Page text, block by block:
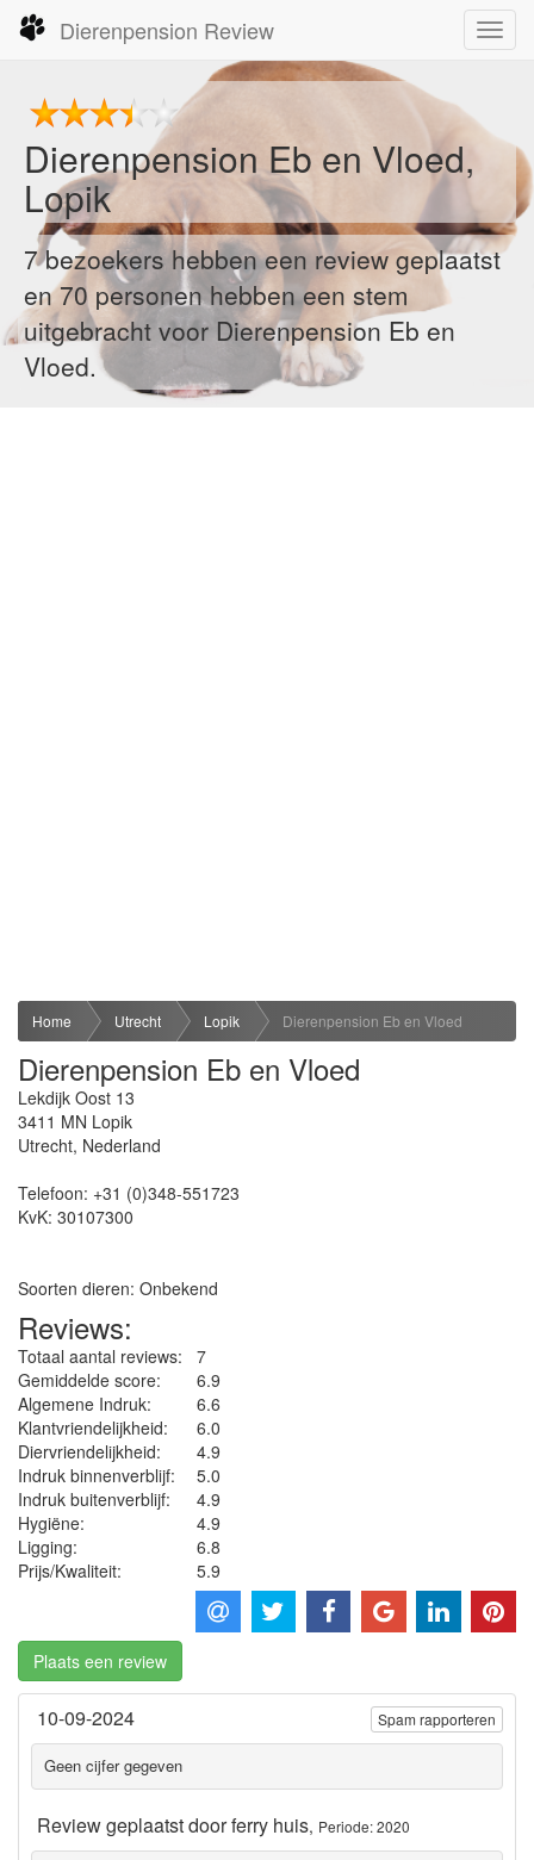
Dierenpension Review
Dierenpension Eb en Vloed,
Lopik
7 bezoekers hebben een review geplaatst
en 70 personen hebben een stem
uitgebracht voor Dierenpension Eb en
Vloed.
Home Utrecht Lopik Dierenpension Eb en Vloed
Dierenpension Eb en Vloed
Lekdijk Oost 13
3411 MN Lopik
Utrecht, Nederland
Telefoon: +31 (0)348-551723
KvK: 30107300
Soorten dieren: Onbekend
Reviews:
Totaal aantal reviews:
7
Gemiddelde score:
6.9
Algemene Indruk:
6.6
Klantvriendelijkheid:
6.0
Diervriendelijkheid:
4.9
Indruk binnenverblijf:
5.0
Indruk buitenverblijf:
4.9
Hygiëne‎:
4.9
Ligging:
6.8
Prijs/Kwaliteit:
5.9
Plaats een review
10-09-2024
Geen cijfer gegeven
Review geplaatst doorferry huis, Periode: 2020
Spam rapporteren